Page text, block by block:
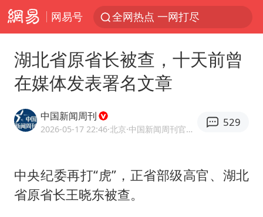
网易号 全网热点 一网打尽
湖北省原省长被查，十天前曾
在媒体发表署名文章
中国新闻周刊
2026-05-17 22:46·北京 ·中国新闻周刊官方网易号
529
中央纪委再打“虎”，正省部级高官、湖北
省原省长王晓东被查。